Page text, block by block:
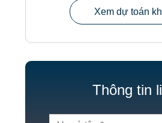
Xem dự toán
Thông tin